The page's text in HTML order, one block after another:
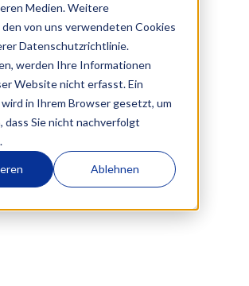
Medien. Weitere
von uns verwendeten Cookies
Datenschutzrichtlinie.
werden Ihre Informationen
Website nicht erfasst. Ein
in Ihrem Browser gesetzt, um
dass Sie nicht nachverfolgt
Ablehnen